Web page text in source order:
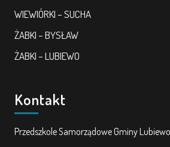
WIEWIÓRKI – SUCHA
ŻABKI – BYSŁAW
ŻABKI – LUBIEWO
Kontakt
Przedszkole Samorządowe Gminy